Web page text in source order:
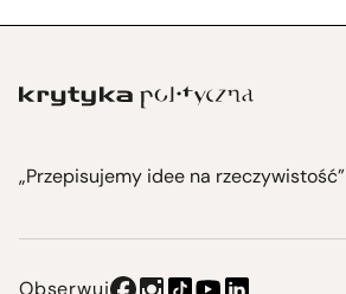
„Przepisujemy idee na rzeczywistość”
Obserwuj